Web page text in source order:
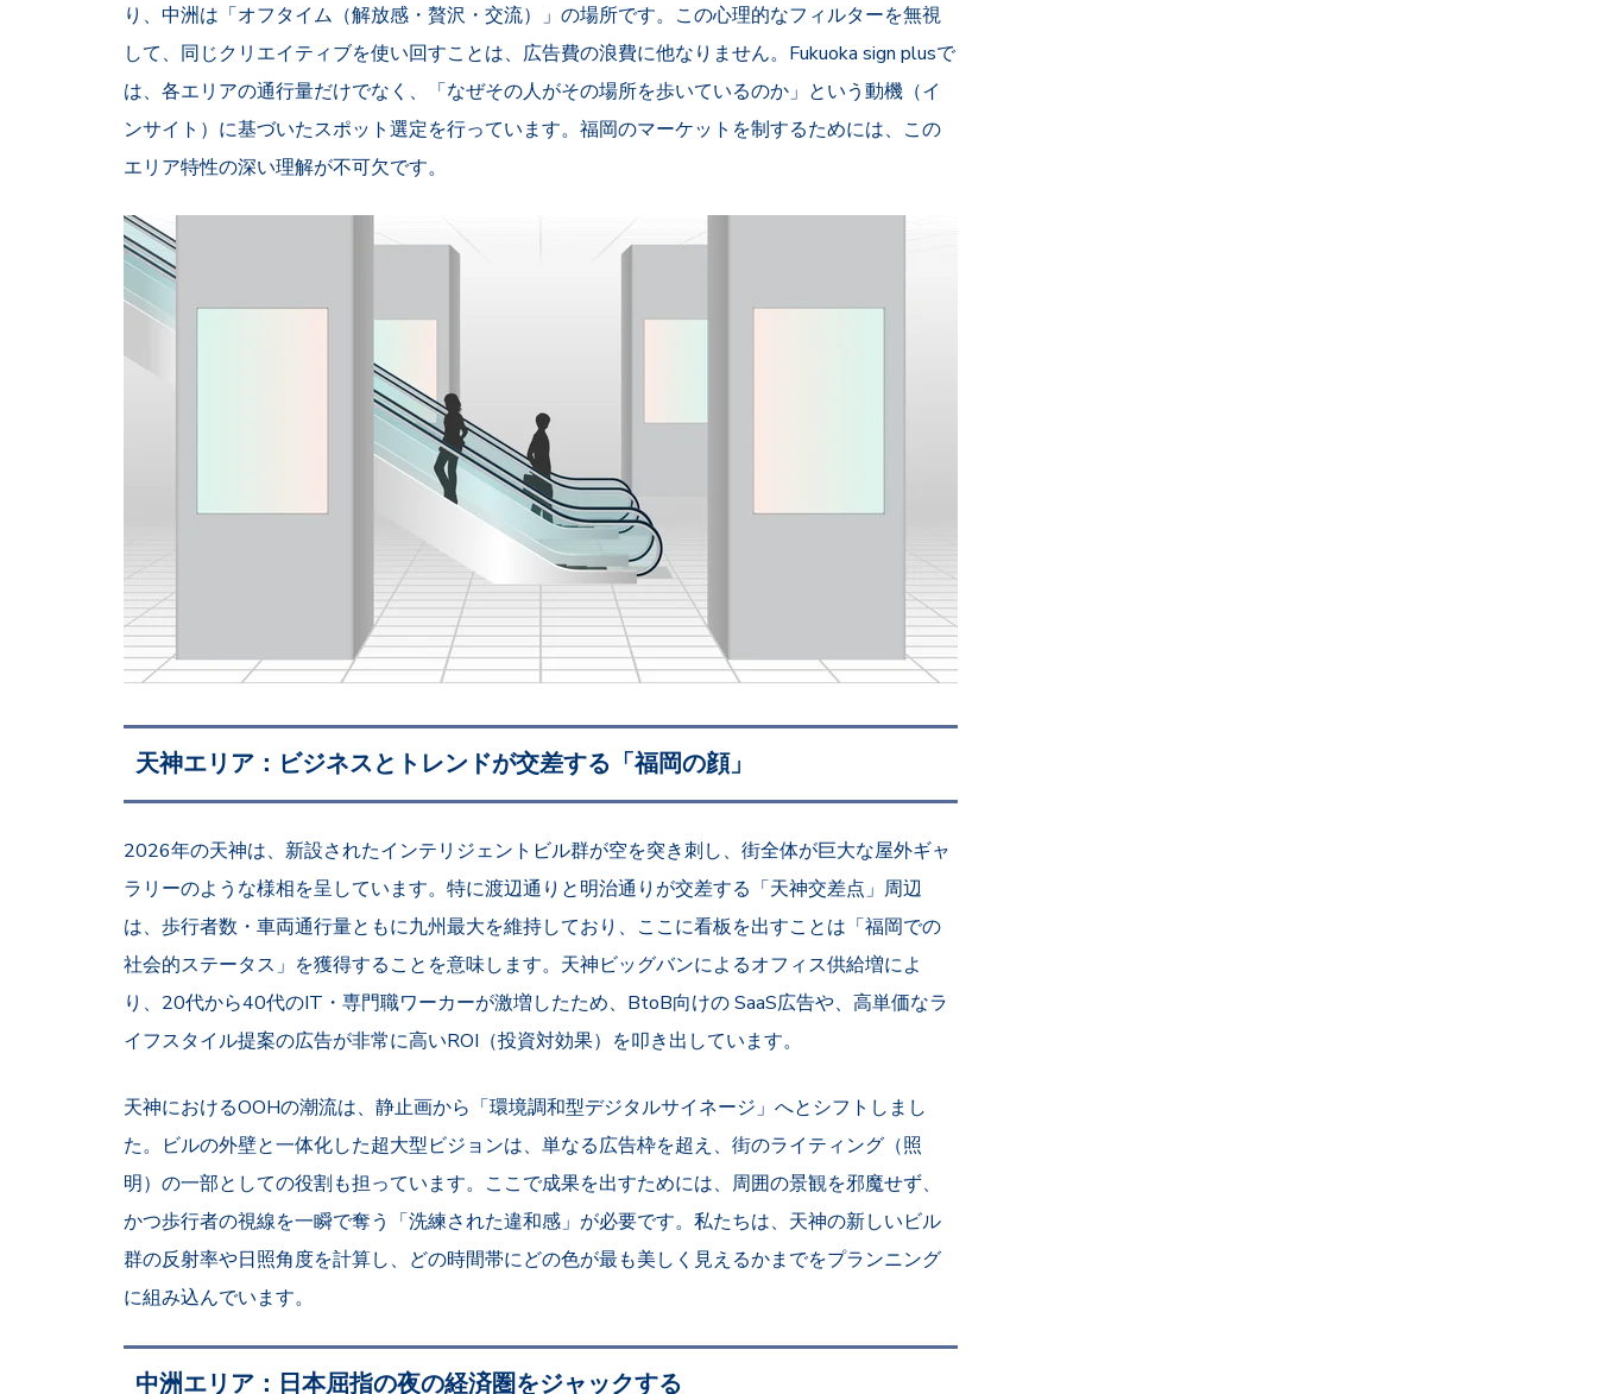
り、中洲は「オフタイム（解放感・贅沢・交流）」の場所です。この心理的なフィルターを無視
して、同じクリエイティブを使い回すことは、広告費の浪費に他なりません。Fukuoka sign plusで
は、各エリアの通行量だけでなく、「なぜその人がその場所を歩いているのか」という動機（イ
ンサイト）に基づいたスポット選定を行っています。福岡のマーケットを制するためには、この
エリア特性の深い理解が不可欠です。
天神エリア：ビジネスとトレンドが交差する「福岡の顔」
2026年の天神は、新設されたインテリジェントビル群が空を突き刺し、街全体が巨大な屋外ギャ
ラリーのような様相を呈しています。特に渡辺通りと明治通りが交差する「天神交差点」周辺
は、歩行者数・車両通行量ともに九州最大を維持しており、ここに看板を出すことは「福岡での
社会的ステータス」を獲得することを意味します。天神ビッグバンによるオフィス供給増によ
り、20代から40代のIT・専門職ワーカーが激増したため、BtoB向けの SaaS広告や、高単価なラ
イフスタイル提案の広告が非常に高いROI（投資対効果）を叩き出しています。
天神におけるOOHの潮流は、静止画から「環境調和型デジタルサイネージ」へとシフトしまし
た。ビルの外壁と一体化した超大型ビジョンは、単なる広告枠を超え、街のライティング（照
明）の一部としての役割も担っています。ここで成果を出すためには、周囲の景観を邪魔せず、
かつ歩行者の視線を一瞬で奪う「洗練された違和感」が必要です。私たちは、天神の新しいビル
群の反射率や日照角度を計算し、どの時間帯にどの色が最も美しく見えるかまでをプランニング
に組み込んでいます。
中洲エリア：日本屈指の夜の経済圏をジャックする